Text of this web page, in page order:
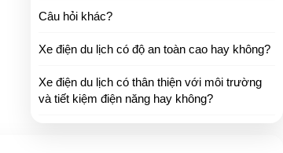
Câu hỏi khác?
Xe điện du lịch có độ an toàn cao hay không?
Xe điện du lịch có thân thiện với môi trường
và tiết kiệm điện năng hay không?